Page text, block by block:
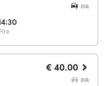
€ 40.00